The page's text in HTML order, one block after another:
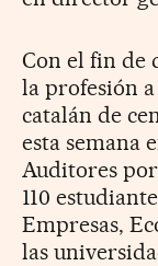
Con el fin de
la profesión
catalán de
esta semana
Auditores
110
Empresas,
las